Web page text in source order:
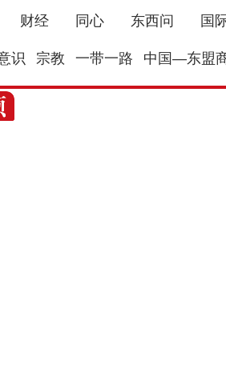
财经 同心 东西问 国
识 宗教 一带一路 中国—东盟